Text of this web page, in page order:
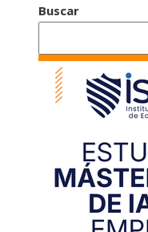
Buscar